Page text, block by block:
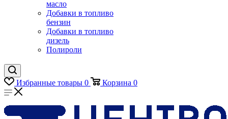
масло
Добавки в топливо
бензин
Добавки в топливо
дизель
Полироли
Избранные товары 0 Корзина 0